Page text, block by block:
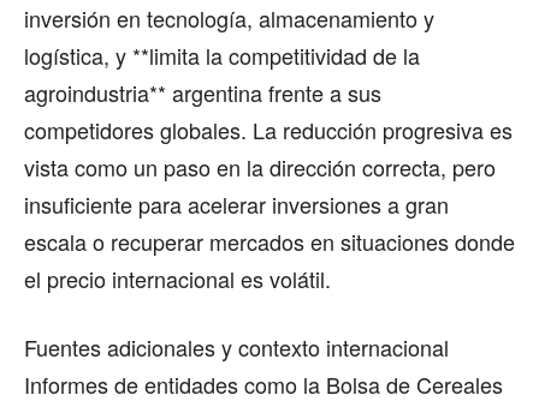
inversión en tecnología, almacenamiento y
logística, y **limita la competitividad de la
agroindustria** argentina frente a sus
competidores globales. La reducción progresiva es
vista como un paso en la dirección correcta, pero
insuficiente para acelerar inversiones a gran
escala o recuperar mercados en situaciones donde
el precio internacional es volátil.
Fuentes adicionales y contexto internacional
Informes de entidades como la Bolsa de Cereales